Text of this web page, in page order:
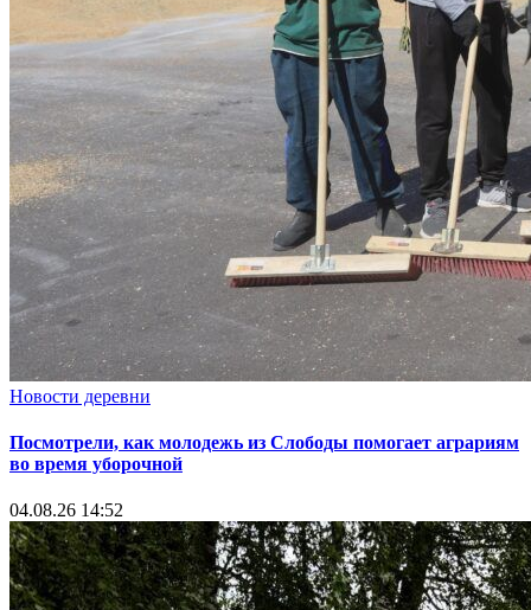
Новости деревни
Посмотрели, как молодежь из Слободы помогает аграриям
во время уборочной
04.08.26 14:52